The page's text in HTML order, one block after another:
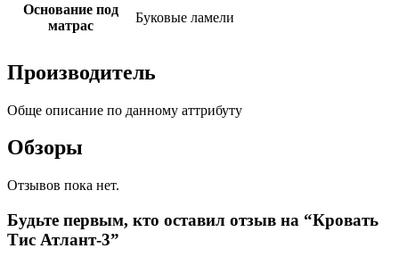
Основание под
матрас
Буковые ламели
Производитель
Обще описание по данному аттрибуту
Обзоры
Отзывов пока нет.
Будьте первым, кто оставил отзыв на “Кровать
Тис Атлант-3”